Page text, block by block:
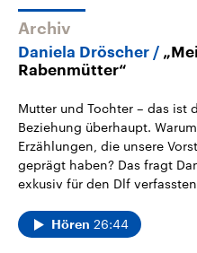
Archiv
Daniela Dröscher
Rabenmütter“
Mutter und Tochter – das ist
Beziehung überhaupt.
Erzählungen, die unsere
geprägt haben? Das fragt
exkusiv für den Dlf verfassten
Hören 26:44